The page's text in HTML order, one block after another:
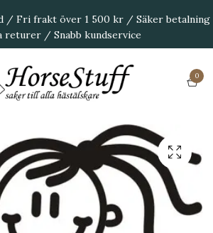
/ Fri frakt över 1 500 kr / Säker betalning
returer / Snabb kundservice
0